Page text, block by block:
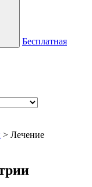
Бесплатная
> Лечение